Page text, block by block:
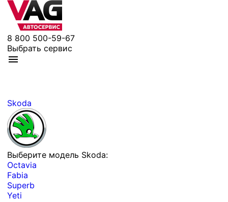
8 800 500-59-67
Выбрать сервис
Skoda
Выберите модель Skoda:
Octavia
Fabia
Superb
Yeti